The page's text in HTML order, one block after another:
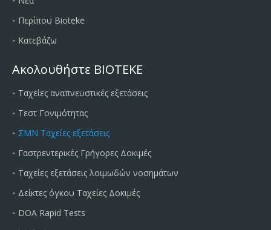
Περίπου Bioteke
Κατεβάζω
Ακολουθήστε BIOTEKE
Ταχείες αναπνευστικές εξετάσεις
Τεστ Γονιμότητας
ΣΜΝ Ταχείες εξετάσεις
Γαστρεντερικές Γρήγορες Δοκιμές
Ταχείες εξετάσεις λοιμωδών νοσημάτων
Δείκτες όγκου Ταχείες Δοκιμές
DOA Rapid Tests